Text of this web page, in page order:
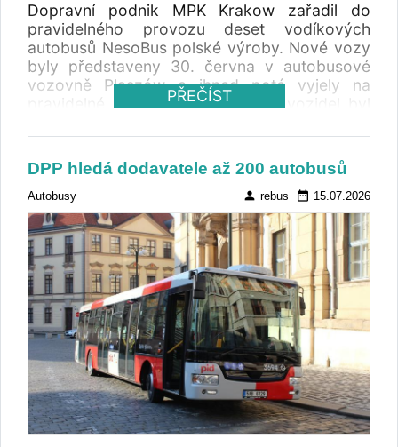
Dopravní podnik MPK Krakow zařadil do
pravidelného provozu deset vodíkových
autobusů NesoBus polské výroby. Nové vozy
byly představeny 30. června v autobusové
vozovně Płaszów a ihned poté vyjely na
pravidelné linky. Dodáním těchto vozidel byl
Národního plánu obnovy, v jehož rámci
dopravce pořídil celkem 47 nových
bezemisních autobusů.
PŘEČÍST
DPP hledá dodavatele až 200 autobusů
Autobusy person rebus date_range 15.07.2026